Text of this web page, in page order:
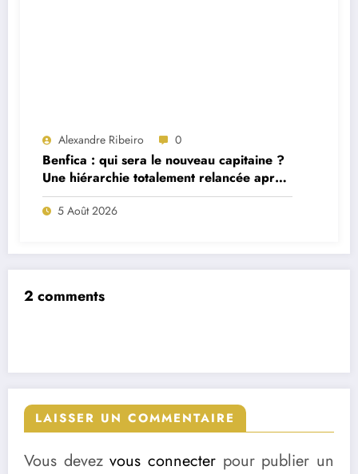
Alexandre Ribeiro 0
Benfica : qui sera le nouveau capitaine ?
Une hiérarchie totalement relancée après
deux départs majeurs
5 Août 2026
2 comments
LAISSER UN COMMENTAIRE
Vous devezvous connecter pour publier un